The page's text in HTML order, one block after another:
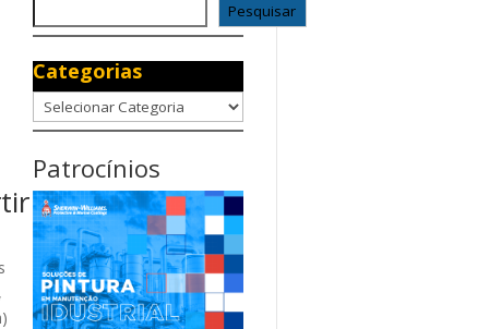
Pesquisar
Categorias
Categorias
Patrocínios